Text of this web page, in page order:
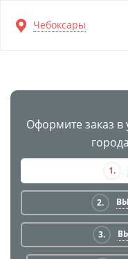
Перейти
к
Чебоксары
Оформите заказ
1.
2.
3.